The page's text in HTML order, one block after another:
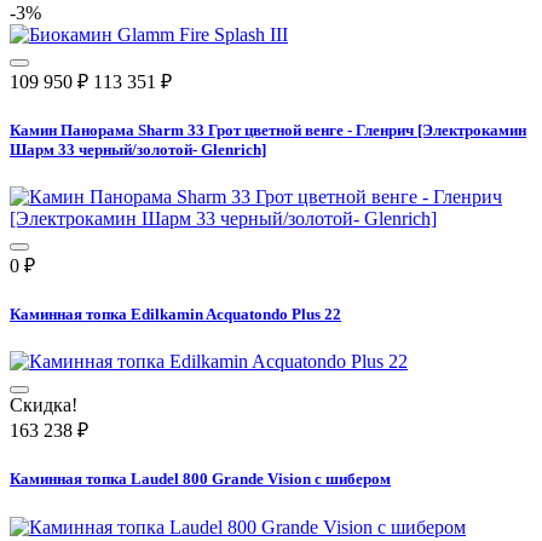
-3%
109 950 ₽ 113 351 ₽
Камин Панорама Sharm 33 Грот цветной венге - Гленрич [Электрокамин
Шарм 33 черный/золотой- Glenrich]
0 ₽
Каминная топка Edilkamin Acquatondo Plus 22
Скидка!
163 238 ₽
Каминная топка Laudel 800 Grande Vision с шибером